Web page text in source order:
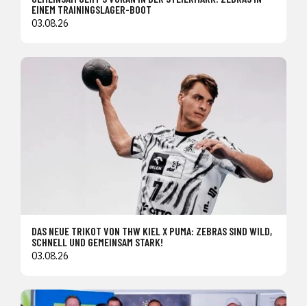
EINEM TRAININGSLAGER-BOOT
03.08.26
DAS NEUE TRIKOT VON THW KIEL X PUMA: ZEBRAS SIND WILD,
SCHNELL UND GEMEINSAM STARK!
03.08.26